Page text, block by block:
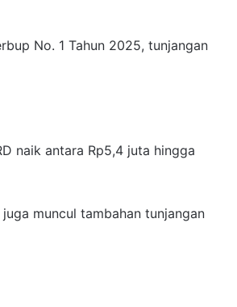
No. 1 Tahun 2025, tunjangan
naik antara Rp5,4 juta hingga
muncul tambahan tunjangan